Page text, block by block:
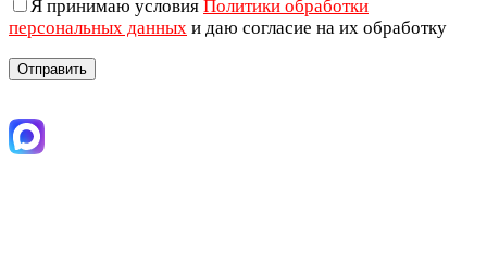
Я принимаю условия Политики обработки
персональных данных и даю согласие на их обработку